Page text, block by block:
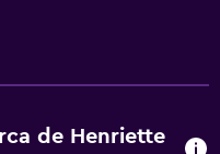
de Henriette